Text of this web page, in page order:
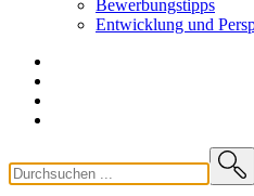
Bewerbungstipps
Entwicklung und